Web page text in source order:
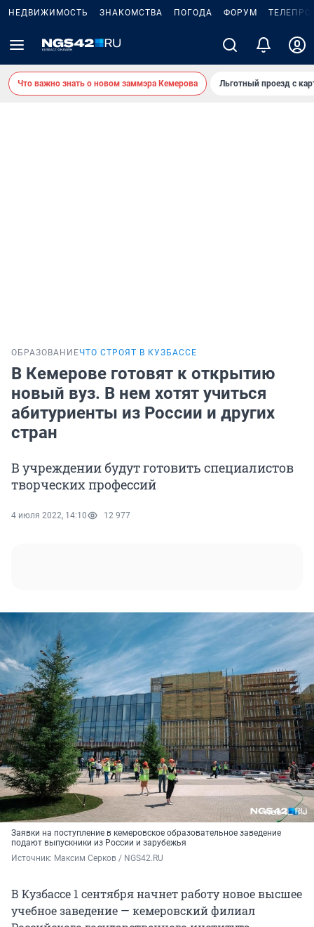
НЕДВИЖИМОСТЬ ЗНАКОМСТВА ПОГОДА ФОРУМ
Что важно знать о новом заммэра Кемерова Льготный проезд с
ОБРАЗОВАНИЕЧТО СТРОЯТ В КУЗБАССЕ
В Кемерове готовят к открытию
новый вуз. В нем хотят учиться
абитуриенты из России и других
стран
В учреждении будут готовить специалистов
творческих профессий
4 июля 2022, 14:10 12 977
Заявки на поступление в кемеровское образовательное заведение
подают выпускники из России и зарубежья
Источник: Максим Серков / NGS42.RU
В Кузбассе 1 сентября начнет работу новое высшее
учебное заведение — кемеровский филиал